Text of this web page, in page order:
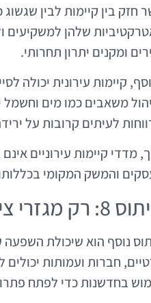
חזק בין קיימות לבין
שלהן למשקיעים
ומקנים יתרון תחרותי.
קיימות עירונית יכולה
משאבים כמו מים
לעיתים קרובות על
מדדי קיימות עירוניים
והמשק המקומי
יכולים לקבוע את מדדי הקיימות
נוסף הוא שיכולת השפעה
חברות ועמותות יכולים
בחדשנות כדי לפתח